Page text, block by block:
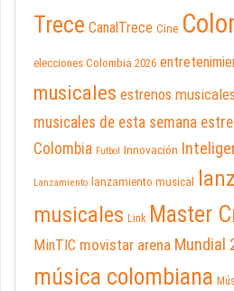
Trece CanalTrece Cine
elecciones Colombia 2026
musicales estrenos
musicales de esta semana
Colombia Futbol Innovación
Lanzamiento lanzamiento musical
musicales Link Master
MinTIC movistar arena Mundial
música colombiana